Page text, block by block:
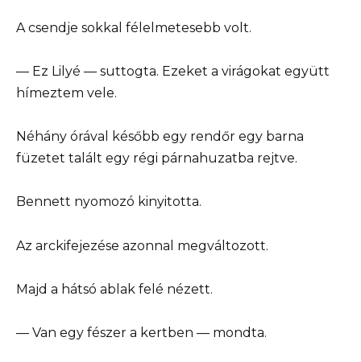
A csendje sokkal félelmetesebb volt.
— Ez Lilyé — suttogta. Ezeket a virágokat együtt
hímeztem vele.
Néhány órával később egy rendőr egy barna
füzetet talált egy régi párnahuzatba rejtve.
Bennett nyomozó kinyitotta.
Az arckifejezése azonnal megváltozott.
Majd a hátsó ablak felé nézett.
— Van egy fészer a kertben — mondta.